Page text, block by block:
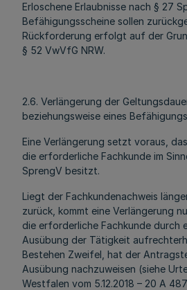
Erloschene Erlaubnisse nach § 27
Befähigungsscheine sollen
Rückforderung erfolgt auf der
§ 52 VwVfG NRW.
2.6. Verlängerung der
beziehungsweise eines
Eine Verlängerung setzt voraus,
die erforderliche Fachkunde im
SprengV besitzt.
Liegt der Fachkundenachweis
zurück, kommt eine Verlängerung
die erforderliche Fachkunde durch
Ausübung der Tätigkeit
Bestehen Zweifel, hat der
Ausübung nachzuweisen (siehe
Westfalen vom 5.12.2018 – 20 A